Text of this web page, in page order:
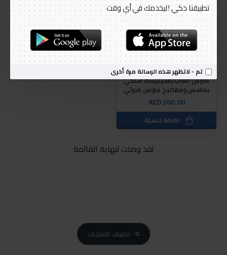
تطبيقنا ذكي ! ليخدمك في أي وقت
تم - لاتظهر هذه الرسالة مرة أخرى
Razer
ماوس ألعاب باسيليسك سلكي
بمقبس ومفاتيح ماوس ضوئي
AED 200.00
اضافة للسلة
لقد وصلت لنهاية القائمة
تصنيف المنتجات